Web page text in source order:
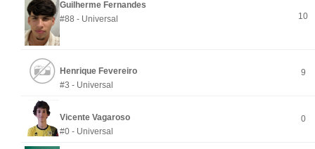
Guilherme Fernandes
#88 - Universal
10
Henrique Fevereiro
#3 - Universal
9
Vicente Vagaroso
#0 - Universal
0